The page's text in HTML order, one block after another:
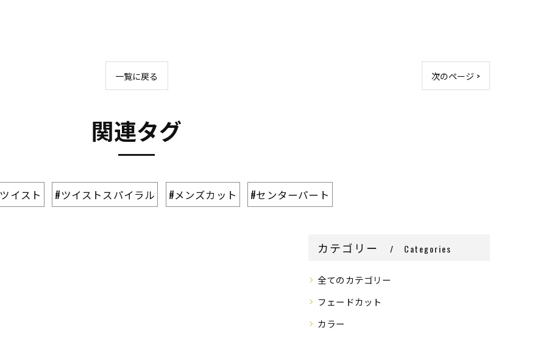
一覧に戻る 次のページ >
関連タグ
イスト #ツイストスパイラル #メンズカット #センターパート
カテゴリー Categories
全てのカテゴリー
フェードカット
カラー